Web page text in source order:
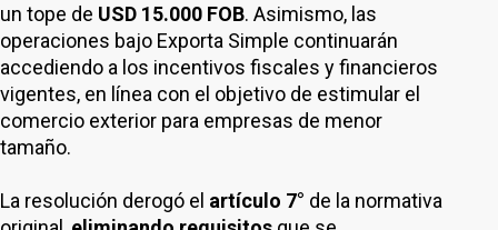
un tope de USD 15.000 FOB. Asimismo, las
operaciones bajo Exporta Simple continuarán
accediendo a los incentivos fiscales y financieros
vigentes, en línea con el objetivo de estimular el
comercio exterior para empresas de menor
tamaño.
La resolución derogó el artículo 7° de la normativa